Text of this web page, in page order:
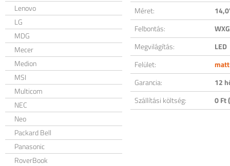
Lenovo
LG
MDG
Mecer
Medion
MSI
Multicom
NEC
Neo
Packard Bell
Panasonic
RoverBook
Méret:
Felbontás:
Megvilágítás:
LED
Felület:
matt
Garancia:
12
Szállítási költség:
0 Ft